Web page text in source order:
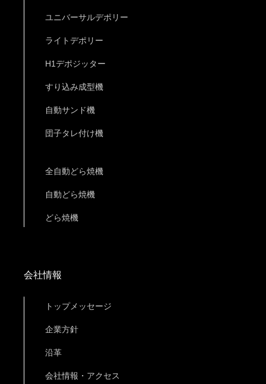
ユニバーサルデポリー
ライトデポリー
H1デポジッター
すり込み成型機
自動サンド機
団子タレ付け機
全自動どら焼機
自動どら焼機
どら焼機
会社情報
トップメッセージ
企業方針
沿革
会社情報・アクセス